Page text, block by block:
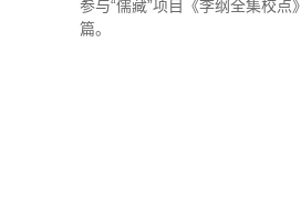
参与“儒藏”项目《李纲全集校
篇。